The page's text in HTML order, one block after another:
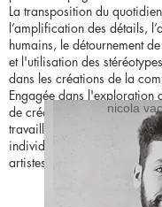
La transposition du
l’amplification des détails,
humains, le détournement
et l'utilisation des
dans les créations de la
Engagée dans l'exploration
de création et de
travaille sur des créations
individuelles et
artistes.
maría
nicola